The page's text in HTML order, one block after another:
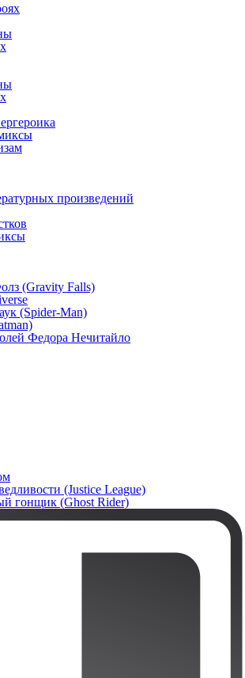
произведений
(Gravity Falls)
(Spider-Man)
Федора Нечитайло
(Justice League)
гонщик (Ghost Rider)